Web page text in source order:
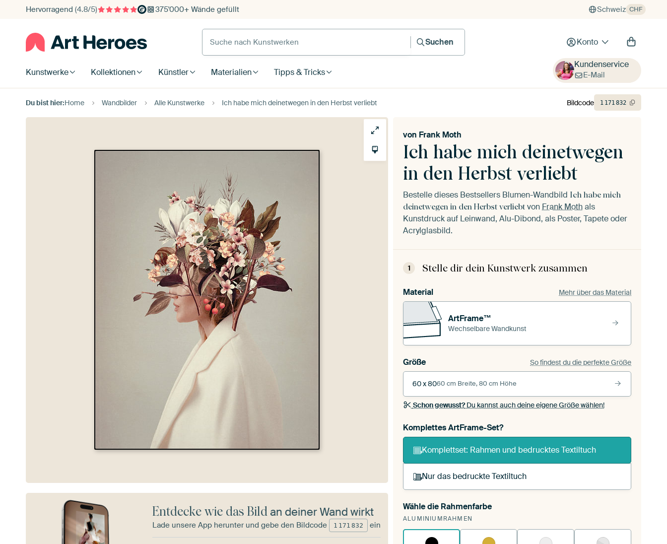
Hervorragend (4.8/5) 375'000+ Wände gefüllt Schweiz CHF
Suche nach Kunstwerken
Suchen
Konto
Kunstwerke Kollektionen Künstler Materialien Tipps & Tricks
Kundenservice
E-Mail
Du bist hier:Home Wandbilder Alle Kunstwerke Ich habe mich deinetwegen in den Herbst verliebt
Ich habe mich deinetwegen
in den Herbst verliebt
von Frank Moth
Bestelle dieses Bestsellers Blumen-Wandbild Ich habe mich
deinetwegen in den Herbst verliebt von Frank Mothals
Kunstdruck auf Leinwand, Alu-Dibond, als Poster, Tapete oder
Acrylglasbild.
1 Stelle dir dein Kunstwerk zusammen
Material Mehr über das Material
ArtFrame™
Wechselbare Wandkunst
Größe So findest du die perfekte Größe
60 x 8060 cm Breite, 80 cm Höhe
Schon gewusst?Du kannst auch deine eigene Größe wählen!
Komplettes ArtFrame-Set?
Komplettset: Rahmen und bedrucktes Textiltuch
Nur das bedruckte Textiltuch
Du spannst einen wechselbaren Textiltuch in deinen
vorhandenen ArtFrame™.
Wähle die Rahmenfarbe
ALUMINIUMRAHMEN
Bildcode 1 171832
Entdecke wie das Bildan deiner Wand wirkt
Lade unsere App herunter und gebe den Bildcode 1 171 832 ein